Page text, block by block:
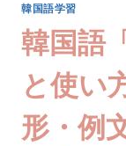
韓国語学習
韓国語
と使い
形・例